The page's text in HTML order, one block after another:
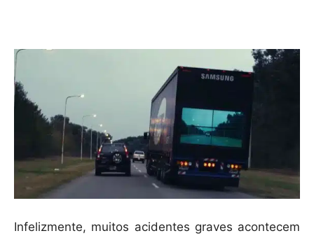
Infelizmente, muitos acidentes graves acontecem